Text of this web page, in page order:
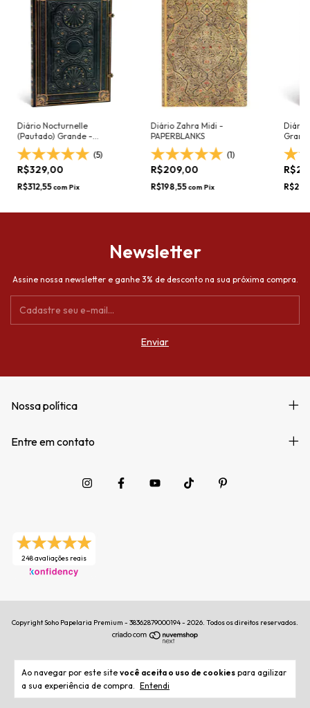
Ao navegar por este site você aceita o uso de cookies para agilizar
a sua experiência de compra. Entendi
Diário Nocturnelle
(Pautado) Grande -
PAPERBLANKS
(5)
R$329,00
R$312,55com Pix
Diário Zahra Midi -
PAPERBLANKS
(1)
R$209,00
R$198,55com Pix
Diário
Newsletter
Assine nossa newsletter e ganhe 3% de desconto na sua próxima compra.
Nossa política
Entre em contato
248 avaliações reais
Copyright Soho Papelaria Premium - 38362879000194 - 2026. Todos os direitos reservados.